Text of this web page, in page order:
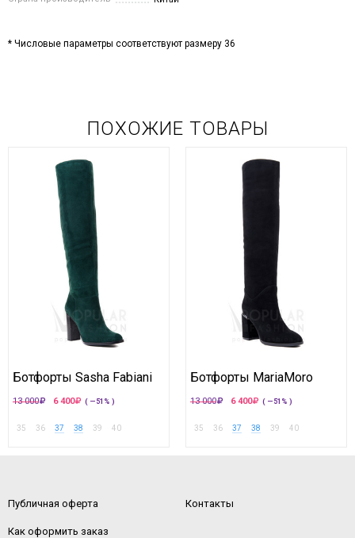
* Числовые параметры соответствуют размеру 36
ПОХОЖИЕ ТОВАРЫ
Ботфорты Sasha Fabiani
13 000 6 400 ( —51% )
35 36 37 38 39 40
Ботфорты MariaMoro
13 000 6 400 ( —51% )
35 36 37 38 39 40
Публичная оферта
Как оформить заказ
Контакты